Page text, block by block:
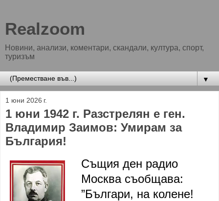
Realzoom
Новини, анализи, коментари, скандали, култура, спорт,
туризъм
▼
1 юни 2026 г.
1 юни 1942 г. Разстрелян е ген.
Владимир Заимов: Умирам за
България!
Същия ден радио
Москва съобщава:
”Българи, на колене!